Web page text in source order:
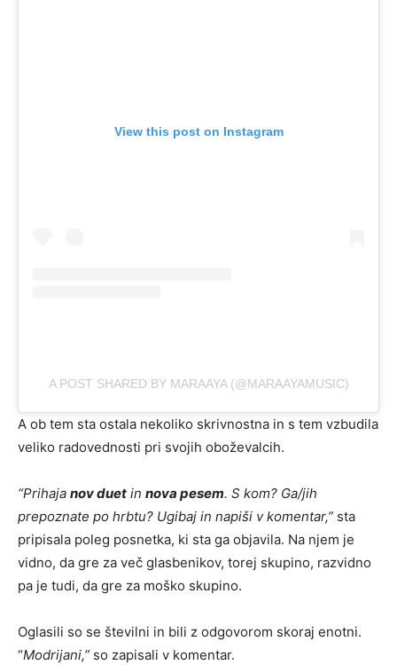
View this post on Instagram
A POST SHARED BY MARAAYA (@MARAAYAMUSIC)
A ob tem sta ostala nekoliko skrivnostna in s tem vzbudila
veliko radovednosti pri svojih oboževalcih.
“Prihaja nov duet in nova pesem. S kom? Ga/jih
prepoznate po hrbtu? Ugibaj in napiši v komentar,” sta
pripisala poleg posnetka, ki sta ga objavila. Na njem je
vidno, da gre za več glasbenikov, torej skupino, razvidno
pa je tudi, da gre za moško skupino.
Oglasili so se številni in bili z odgovorom skoraj enotni.
“Modrijani,” so zapisali v komentar.